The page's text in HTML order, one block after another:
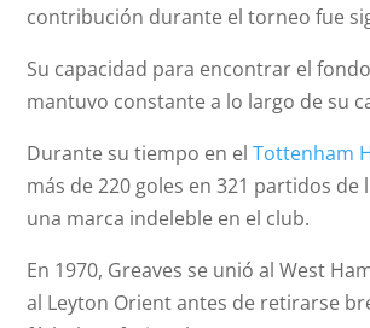
contribución durante el torneo fue
Su capacidad para encontrar el
mantuvo constante a lo largo de su
Durante su tiempo en elTottenham
más de 220 goles en 321 partidos de
una marca indeleble en el club.
En 1970, Greaves se unió al West
al Leyton Orient antes de retirarse